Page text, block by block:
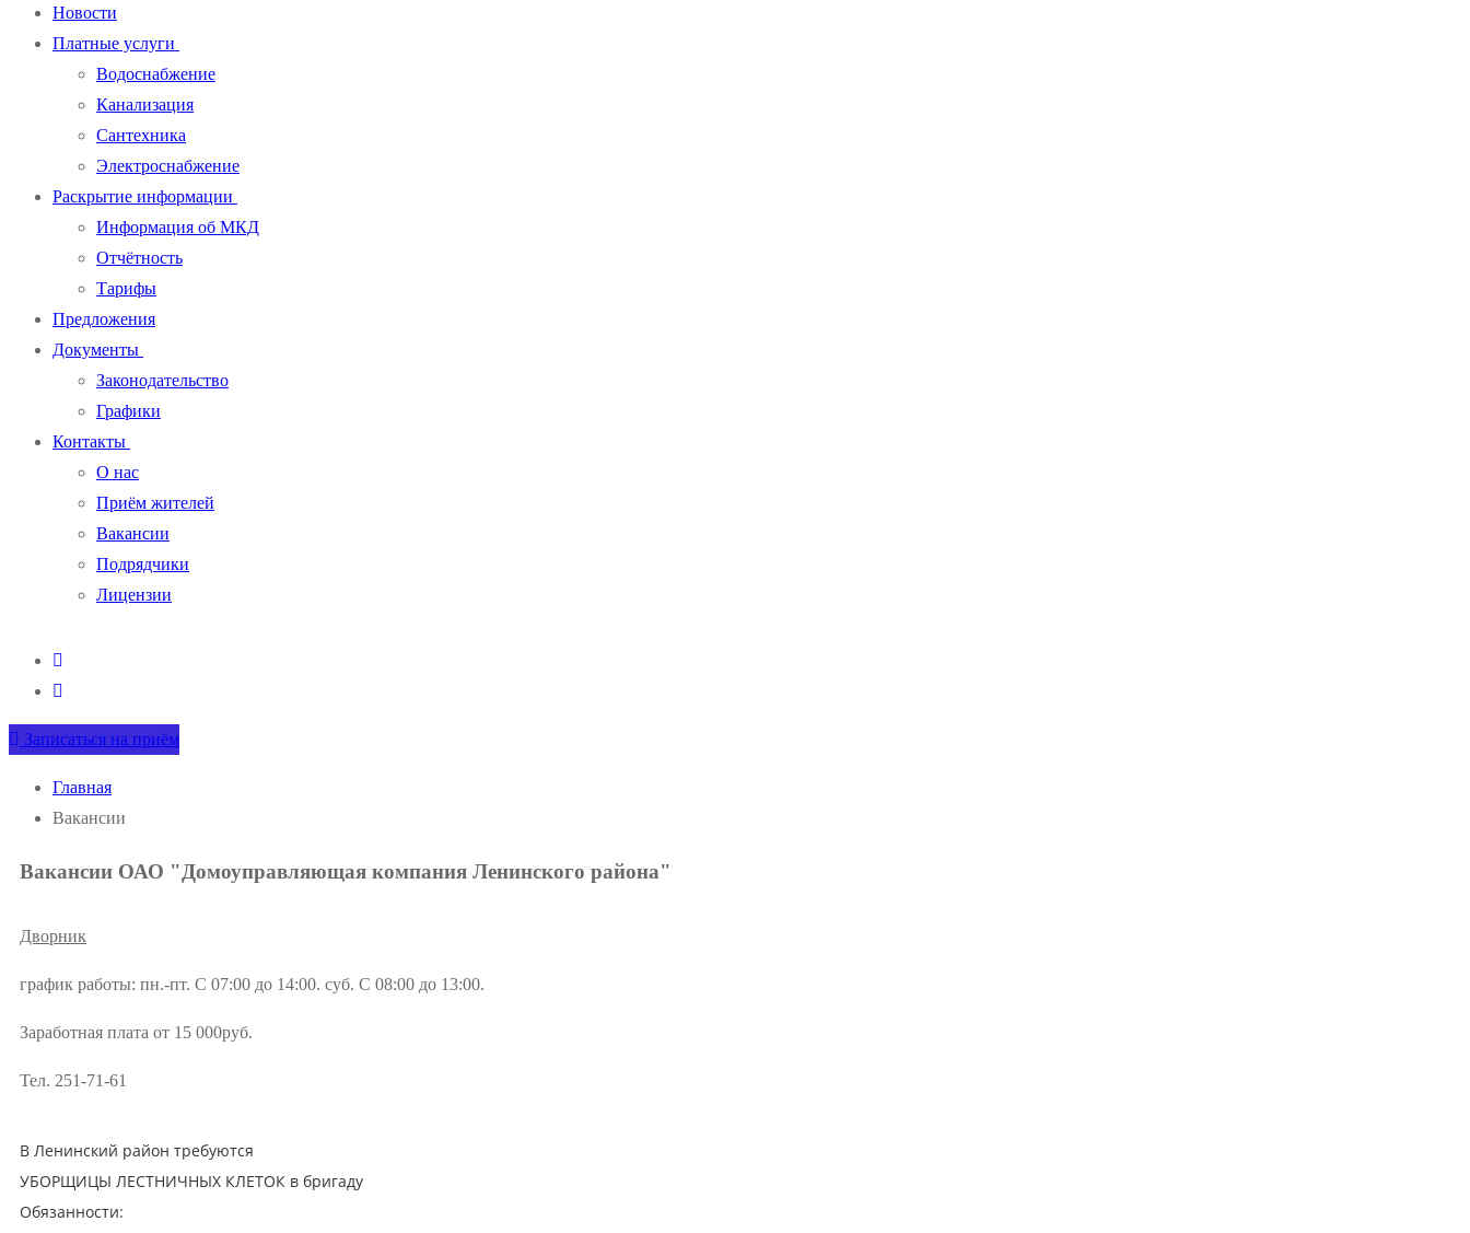
Новости
Платные услуги
Водоснабжение
Канализация
Сантехника
Электроснабжение
Раскрытие информации
Информация об МКД
Отчётность
Тарифы
Предложения
Документы
Законодательство
Графики
Контакты
О нас
Приём жителей
Вакансии
Подрядчики
Лицензии
Записаться на приём
Главная
Вакансии
Вакансии ОАО "Домоуправляющая компания Ленинского района"
Дворник
график работы: пн.-пт. С 07:00 до 14:00. суб. С 08:00 до 13:00.
Заработная плата от 15 000руб.
Тел. 251-71-61
В Ленинский район требуются
УБОРЩИЦЫ ЛЕСТНИЧНЫХ КЛЕТОК в бригаду
Обязанности: